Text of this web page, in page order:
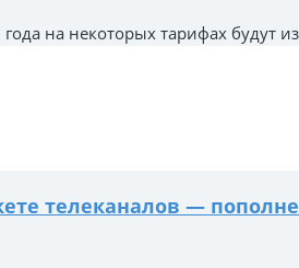
года на некоторых тарифах будут
телеканалов —